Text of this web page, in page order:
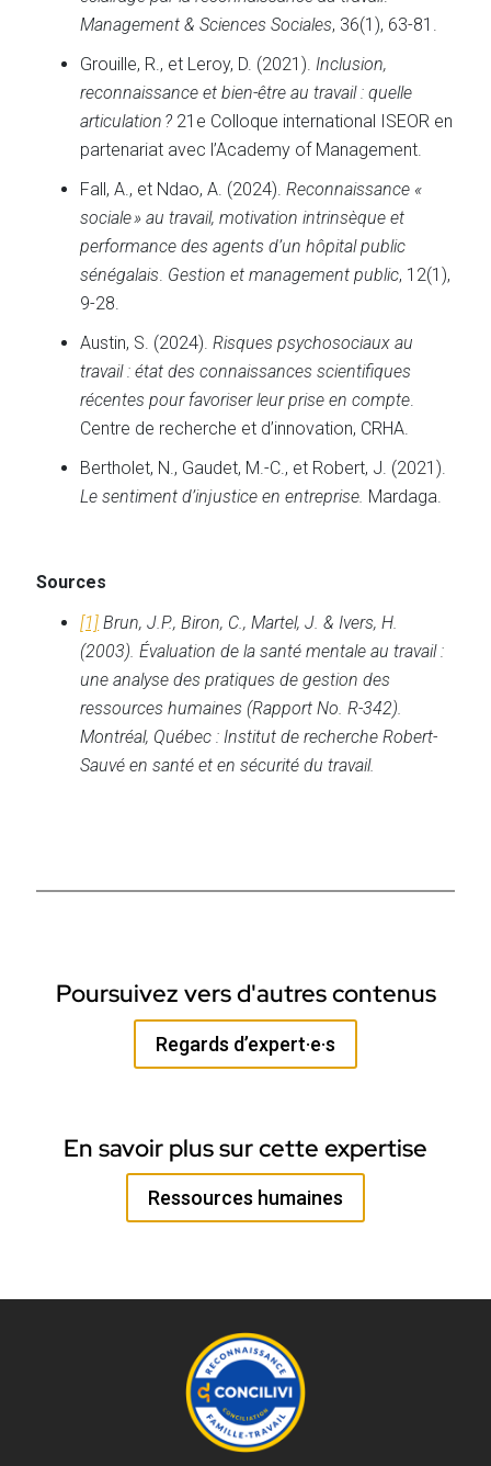
Management & Sciences Sociales, 36(1), 63-81.
Grouille, R., et Leroy, D. (2021).Inclusion,
reconnaissance et bien-être au travail : quelle
articulation ? 21e Colloque international ISEOR en
partenariat avec l’Academy of Management.
Fall, A., et Ndao, A. (2024).Reconnaissance «
sociale » au travail, motivation intrinsèque et
performance des agents d’un hôpital public
sénégalais. Gestion et management public, 12(1),
9-28.
Austin, S. (2024).Risques psychosociaux au
travail : état des connaissances scientifiques
récentes pour favoriser leur prise en compte.
Centre de recherche et d’innovation, CRHA.
Bertholet, N., Gaudet, M.-C., et Robert, J. (2021).
Le sentiment d’injustice en entreprise. Mardaga.
Sources
[1] Brun, J.P., Biron, C., Martel, J. & Ivers, H.
(2003). Évaluation de la santé mentale au travail :
une analyse des pratiques de gestion des
ressources humaines (Rapport No. R-342).
Montréal, Québec : Institut de recherche Robert-
Sauvé en santé et en sécurité du travail.
Poursuivez vers d'autres contenus
Regards d’expert·e·s
En savoir plus sur cette expertise
Ressources humaines